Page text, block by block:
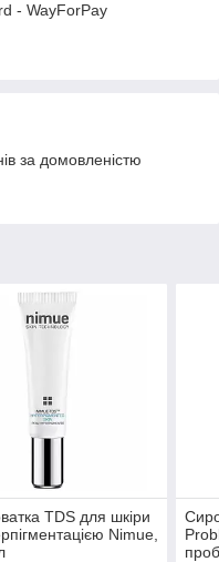
- WayForPay
за домовленістю
TDS для шкіри
Nimue,